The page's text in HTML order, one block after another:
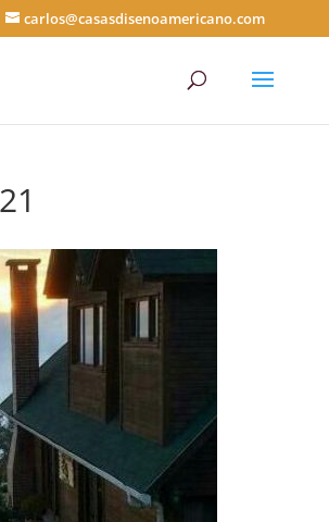
carlos@casasdisenoamericano.com